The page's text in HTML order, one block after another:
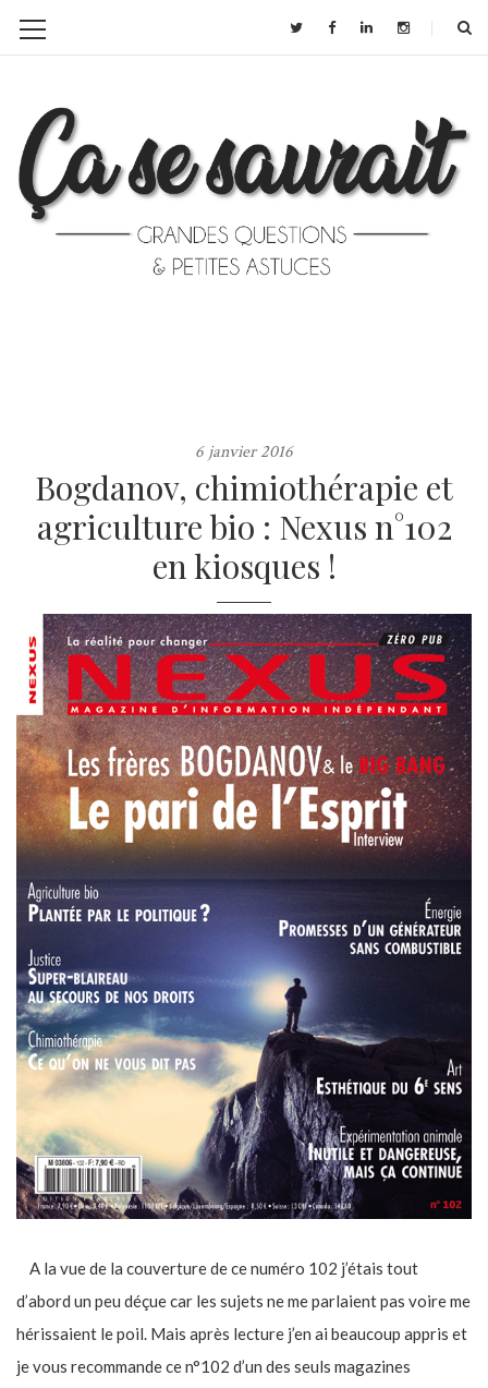
6 janvier 2016
Bogdanov, chimiothérapie et
agriculture bio : Nexus n°102
en kiosques !
A la vue de la couverture de ce numéro 102 j’étais tout
d’abord un peu déçue car les sujets ne me parlaient pas voire me
hérissaient le poil. Mais après lecture j’en ai beaucoup appris et
je vous recommande ce n°102 d’un des seuls magazines